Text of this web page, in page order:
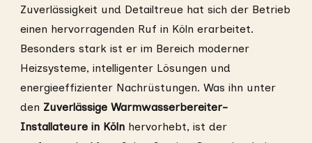
Zuverlässigkeit und Detailtreue hat sich der Betrieb
einen hervorragenden Ruf in Köln erarbeitet.
Besonders stark ist er im Bereich moderner
Heizsysteme, intelligenter Lösungen und
energieeffizienter Nachrüstungen. Was ihn unter
den Zuverlässige Warmwasserbereiter-
Installateure in Köln hervorhebt, ist der